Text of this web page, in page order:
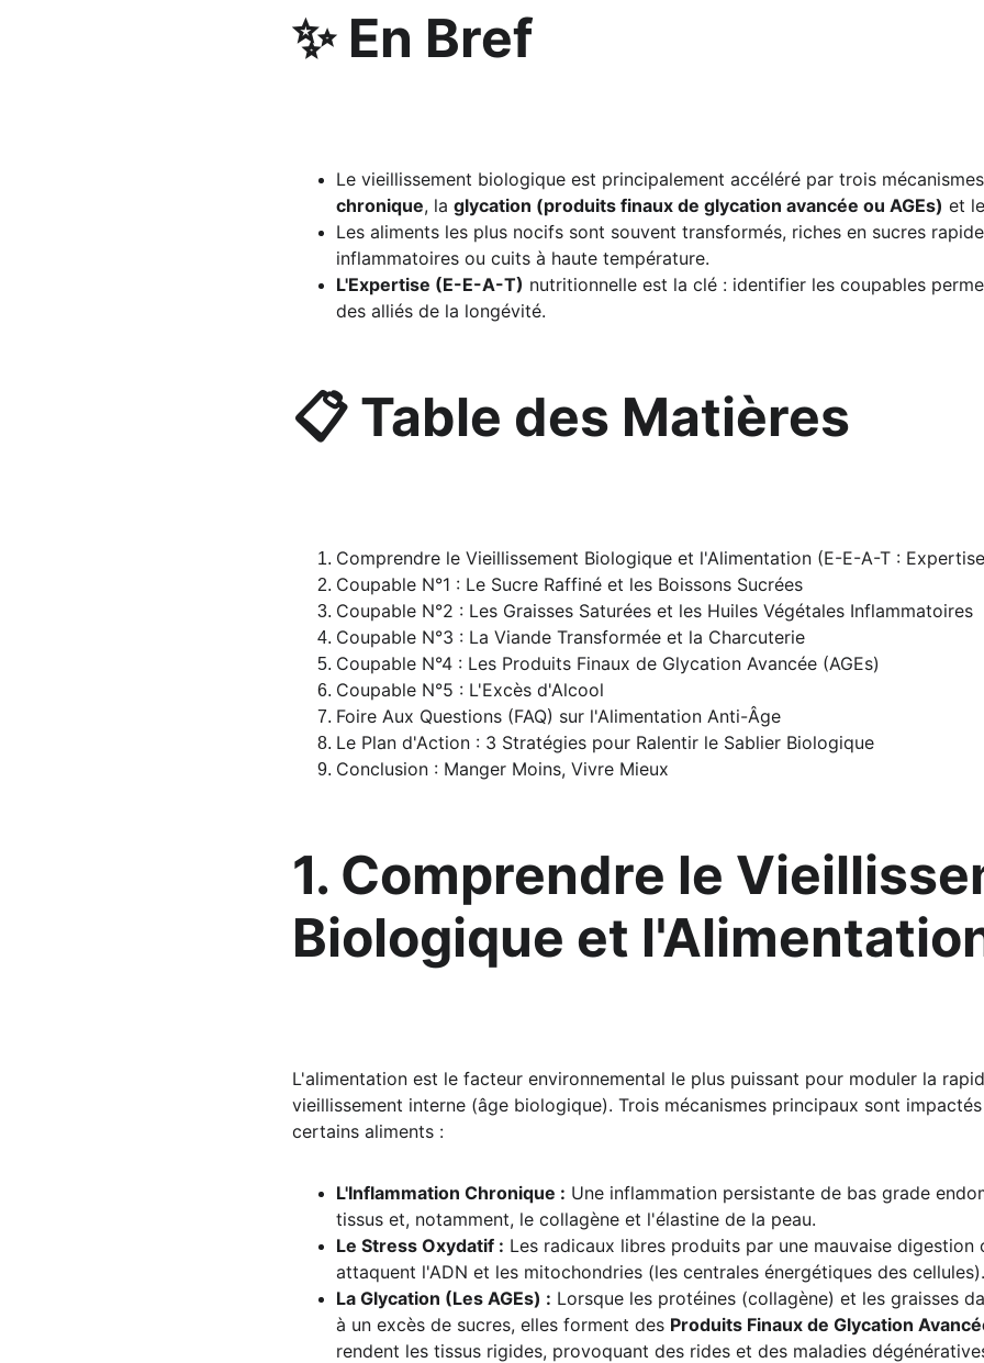
✨ En Bref
Le vieillissement biologique est principalement accéléré par trois
chronique, la glycation (produits finaux de glycation avancée ou AGEs) et le
Les aliments les plus nocifs sont souvent transformés, riches en sucres
inflammatoires ou cuits à haute température.
L'Expertise (E-E-A-T) nutritionnelle est la clé : identifier les coupables
des alliés de la longévité.
📋 Table des Matières
Comprendre le Vieillissement Biologique et l'Alimentation (E-E-A-T :
Coupable N°1 : Le Sucre Raffiné et les Boissons Sucrées
Coupable N°2 : Les Graisses Saturées et les Huiles Végétales Inflammatoires
Coupable N°3 : La Viande Transformée et la Charcuterie
Coupable N°4 : Les Produits Finaux de Glycation Avancée (AGEs)
Coupable N°5 : L'Excès d'Alcool
Foire Aux Questions (FAQ) sur l'Alimentation Anti-Âge
Le Plan d'Action : 3 Stratégies pour Ralentir le Sablier Biologique
Conclusion : Manger Moins, Vivre Mieux
1. Comprendre le
Biologique et
L'alimentation est le facteur environnemental le plus puissant pour moduler la
vieillissement interne (âge biologique). Trois mécanismes principaux sont
certains aliments :
L'Inflammation Chronique : Une inflammation persistante de bas grade
tissus et, notamment, le collagène et l'élastine de la peau.
Le Stress Oxydatif : Les radicaux libres produits par une mauvaise digestion
attaquent l'ADN et les mitochondries (les centrales énergétiques des cellules).
La Glycation (Les AGEs) : Lorsque les protéines (collagène) et les graisses
à un excès de sucres, elles forment des Produits Finaux de Glycation
rendent les tissus rigides, provoquant des rides et des maladies